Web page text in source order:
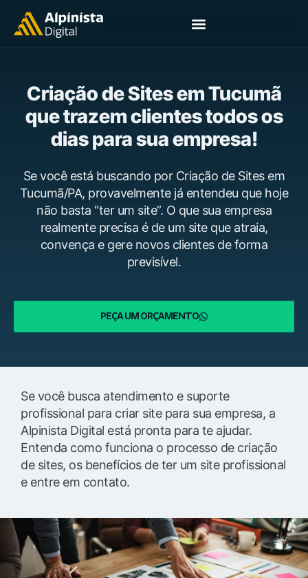
Criação de Sites em Tucumã
que trazem clientes todos os
dias para sua empresa!
Se você está buscando por Criação de Sites em
Tucumã/PA, provavelmente já entendeu que hoje
não basta “ter um site”. O que sua empresa
realmente precisa é de um site que atraia,
convença e gere novos clientes de forma
previsível.
PEÇA UM ORÇAMENTO
Se você busca atendimento e suporte
profissional para criar site para sua empresa, a
Alpinista Digital está pronta para te ajudar.
Entenda como funciona o processo de criação
de sites, os benefícios de ter um site profissional
e entre em contato.